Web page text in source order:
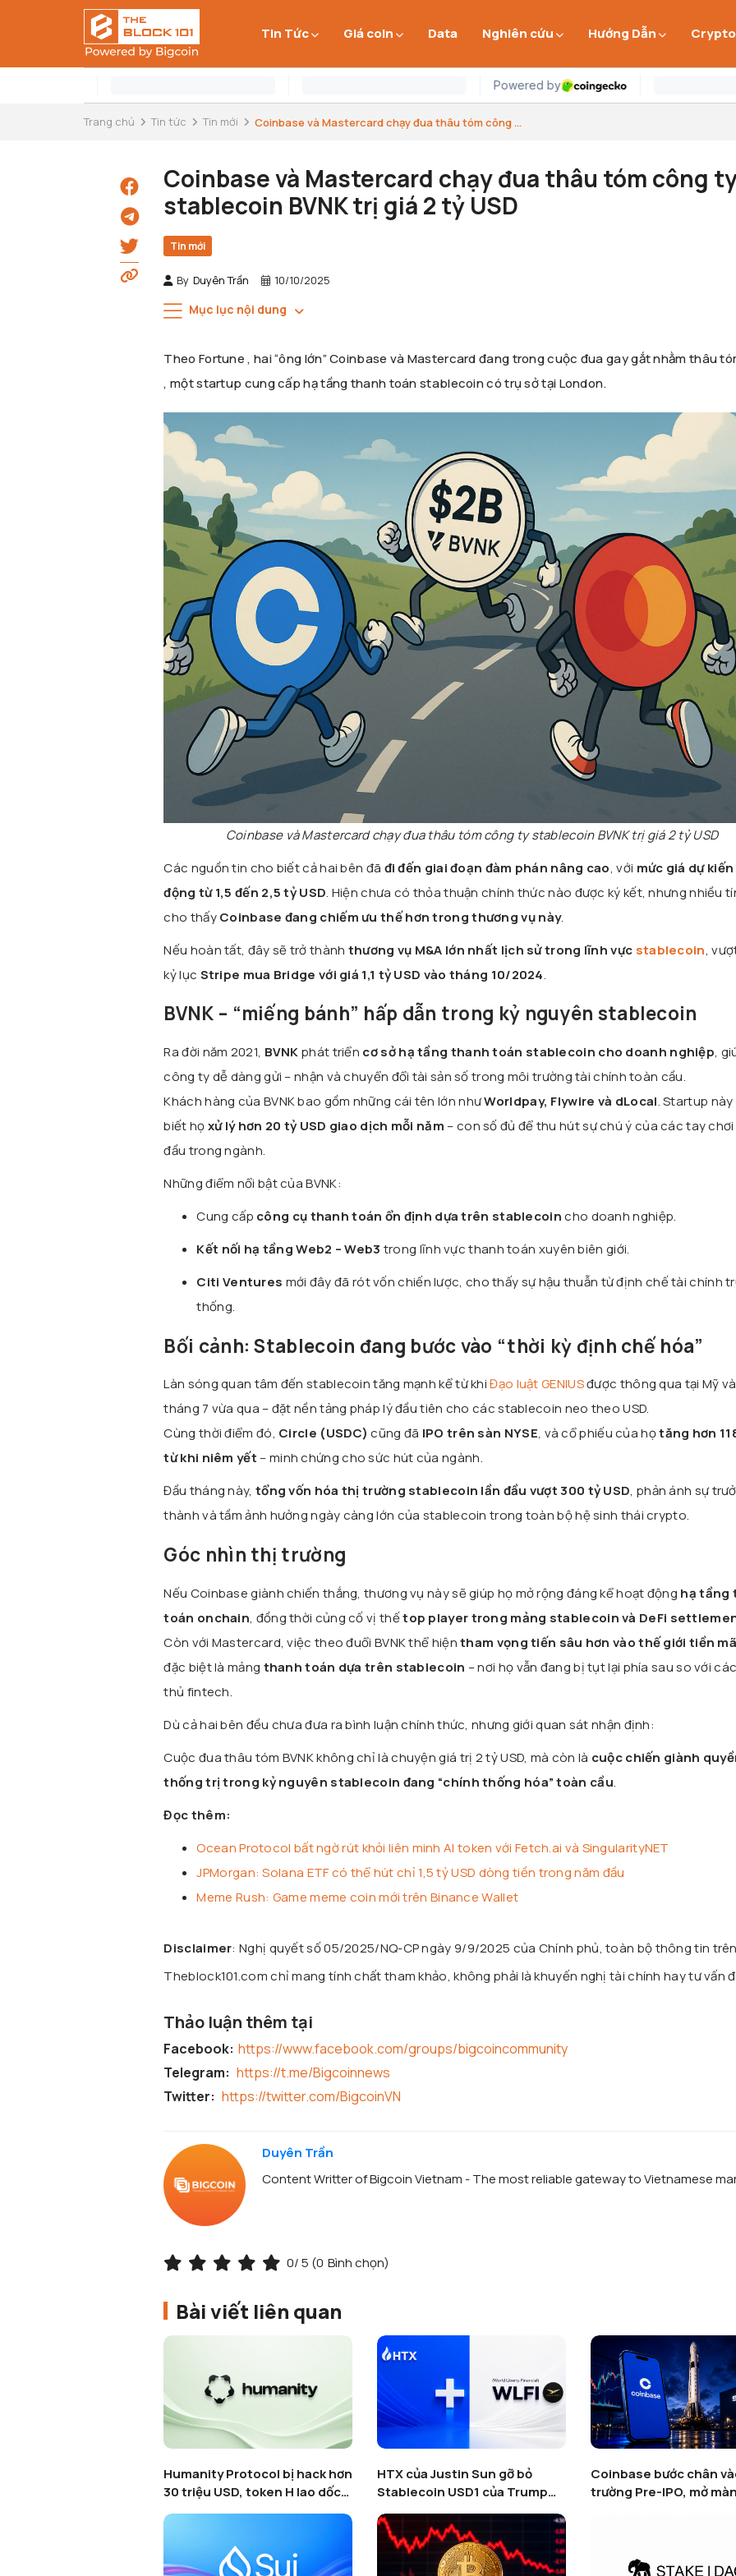
Tin Tức Giá coin Data Nghiên cứu Hướng Dẫn
Trang chủ Tin tức Tin mới Coinbase và Mastercard chạy đua thâu tóm công ...
Coinbase và Mastercard chạy đua thâu tóm công
stablecoin BVNK trị giá 2 tỷ USD
Tin mới
By Duyên Trần 10/10/2025
Mục lục nội dung
Theo Fortune , hai “ông lớn” Coinbase và Mastercard đang trong cuộc đua gay gắt nhằm thâu
, một startup cung cấp hạ tầng thanh toán stablecoin có trụ sở tại London.
Coinbase và Mastercard chạy đua thâu tóm công ty stablecoin BVNK trị giá 2 tỷ USD
Các nguồn tin cho biết cả hai bên đã đi đến giai đoạn đàm phán nâng cao, với mức giá dự
động từ 1,5 đến 2,5 tỷ USD. Hiện chưa có thỏa thuận chính thức nào được ký kết, nhưng nhiều
cho thấyCoinbase đang chiếm ưu thế hơn trong thương vụ này.
Nếu hoàn tất, đây sẽ trở thành thương vụ M&A lớn nhất lịch sử trong lĩnh vực stablecoin,
kỷ lục Stripe mua Bridge với giá 1,1 tỷ USD vào tháng 10/2024.
BVNK – “miếng bánh” hấp dẫn trong kỷ nguyên stablecoin
Ra đời năm 2021, BVNKphát triển cơ sở hạ tầng thanh toán stablecoin cho doanh nghiệp,
công ty dễ dàng gửi – nhận và chuyển đổi tài sản số trong môi trường tài chính toàn cầu.
Khách hàng của BVNK bao gồm những cái tên lớn nhưWorldpay, Flywire và dLocal. Startup
biết họxử lý hơn 20 tỷ USD giao dịch mỗi năm – con số đủ để thu hút sự chú ý của các tay
đầu trong ngành.
Những điểm nổi bật của BVNK:
Cung cấp công cụ thanh toán ổn định dựa trên stablecoincho doanh nghiệp.
Kết nối hạ tầng Web2 – Web3 trong lĩnh vực thanh toán xuyên biên giới.
Citi Ventures mới đây đã rót vốn chiến lược, cho thấy sự hậu thuẫn từ định chế tài chính
thống.
Bối cảnh: Stablecoin đang bước vào “thời kỳ định chế hóa”
Làn sóng quan tâm đến stablecoin tăng mạnh kể từ khiĐạo luật GENIUSđược thông qua tại Mỹ
tháng 7 vừa qua – đặt nền tảng pháp lý đầu tiên cho các stablecoin neo theo USD.
Cùng thời điểm đó, Circle (USDC) cũng đã IPO trên sàn NYSE, và cổ phiếu của họtăng hơn
từ khi niêm yết – minh chứng cho sức hút của ngành.
Đầu tháng này, tổng vốn hóa thị trường stablecoin lần đầu vượt 300 tỷ USD, phản ánh sự
thành và tầm ảnh hưởng ngày càng lớn của stablecoin trong toàn bộ hệ sinh thái crypto.
Góc nhìn thị trường
Nếu Coinbase giành chiến thắng, thương vụ này sẽ giúp họ mở rộng đáng kể hoạt động hạ tầng
toán onchain, đồng thời củng cố vị thếtop player trong mảng stablecoin và DeFi
Còn với Mastercard, việc theo đuổi BVNK thể hiệntham vọng tiến sâu hơn vào thế giới tiền
đặc biệt là mảng thanh toán dựa trên stablecoin – nơi họ vẫn đang bị tụt lại phía sau so với
thủ fintech.
Dù cả hai bên đều chưa đưa ra bình luận chính thức, nhưng giới quan sát nhận định:
Cuộc đua thâu tóm BVNK không chỉ là chuyện giá trị 2 tỷ USD, mà còn là cuộc chiến giành
thống trị trong kỷ nguyên stablecoin đang “chính thống hóa” toàn cầu.
Đọc thêm:
Ocean Protocol bất ngờ rút khỏi liên minh AI token với Fetch.ai và SingularityNET
JPMorgan: Solana ETF có thể hút chỉ 1,5 tỷ USD dòng tiền trong năm đầu
Meme Rush: Game meme coin mới trên Binance Wallet
Disclaimer: Nghị quyết số 05/2025/NQ-CP ngày 9/9/2025 của Chính phủ, toàn bộ thông tin trên
Theblock101.com chỉ mang tính chất tham khảo, không phải là khuyến nghị tài chính hay tư vấn
Thảo luận thêm tại
Facebook: https://www.facebook.com/groups/bigcoincommunity
Telegram: https://t.me/Bigcoinnews
Twitter: https://twitter.com/BigcoinVN
Duyên Trần
Content Writter of Bigcoin Vietnam - The most reliable gateway to Vietnamese
0/ 5 (0 Bình chọn)
Bài viết liên quan
Pudgy Penguins khai tử tựa
game Pudgy Party giữa làn
sóng thanh lọc Web3 Gaming
SpaceX thu hút hơn 557 triệu
USD trong chiến dịch IPO
token hoá trên Binance
Token hóa tài sản thực
nổ: Số lượng RWA hoạt